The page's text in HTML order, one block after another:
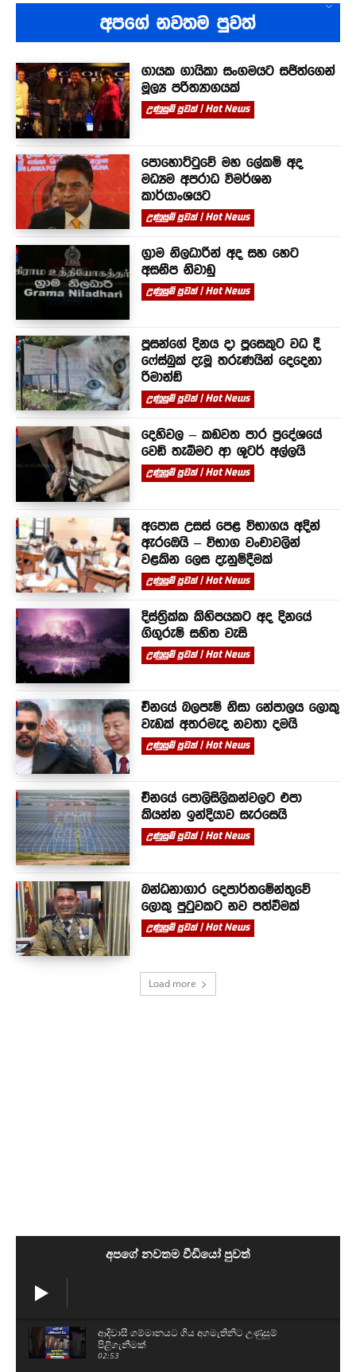
අපගේ නවතම පුවත්
ගායක ගායිකා සංගමයට සජිත්ගෙන්
මූල්‍ය පරිත්‍යාගයක්
උණුසුම් පුවත් | Hot News
පොහොට්ටුවේ මහ ලේකම් අද
මධ්‍යම අපරාධ විමර්ශන
කාර්යාංශයට
උණුසුම් පුවත් | Hot News
ග්‍රාම නිලධාරීන් අද සහ හෙට
අසනීප නිවාඩු
උණුසුම් පුවත් | Hot News
පූසන්ගේ දිනය දා පූසෙකුට වධ දී
ෆේස්බුක් දැමූ තරුණයින් දෙදෙනා
රිමාන්ඩ්
උණුසුම් පුවත් | Hot News
දෙහිවල – කඩවත පාර ප්‍රදේශයේ
වෙඩි තැබීමට ආ ශූටර් අල්ලයි
උණුසුම් පුවත් | Hot News
අපොස උසස් පෙළ විභාගය අදින්
ඇරඹෙයි – විභාග වංචාවලින්
වළකින ලෙස දැනුම්දීමක්
උණුසුම් පුවත් | Hot News
දිස්ත්‍රික්ක කිහිපයකට අද දිනයේ
ගිගුරුම් සහිත වැසි
උණුසුම් පුවත් | Hot News
චීනයේ බලපෑම් නිසා නේපාලය ලොකු
වැඩක් අතරමැද නවතා දමයි
උණුසුම් පුවත් | Hot News
චීනයේ පොලිසිලිකන්වලට එපා
කියන්න ඉන්දියාව සැරසෙයි
උණුසුම් පුවත් | Hot News
බන්ධනාගාර දෙපාර්තමේන්තුවේ
ලොකු පුටුවකට නව පත්වීමක්
උණුසුම් පුවත් | Hot News
Load more
අපගේ නවතම වීඩියෝ පුවත්
ආදිවාසී ගම්මානයට ගිය අගමැතිනිට උණුසුම්
පිළිගැනීමක්
02:53